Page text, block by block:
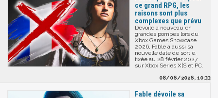
ce grand RPG, les
raisons sont plus
complexes que prévu
Dévoilé à nouveau en
grandes pompes lors du
Xbox Games Showcase
2026, Fable a aussi sa
nouvelle date de sortie,
fixée au 28 février 2027
sur Xbox Series X|S et PC.
08/06/2026, 10:33
Fable dévoile sa